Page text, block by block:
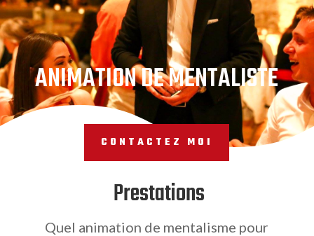
ANIMATION DE MENTALISTE
CONTACTEZ MOI
Prestations
Quel animation de mentalisme pour